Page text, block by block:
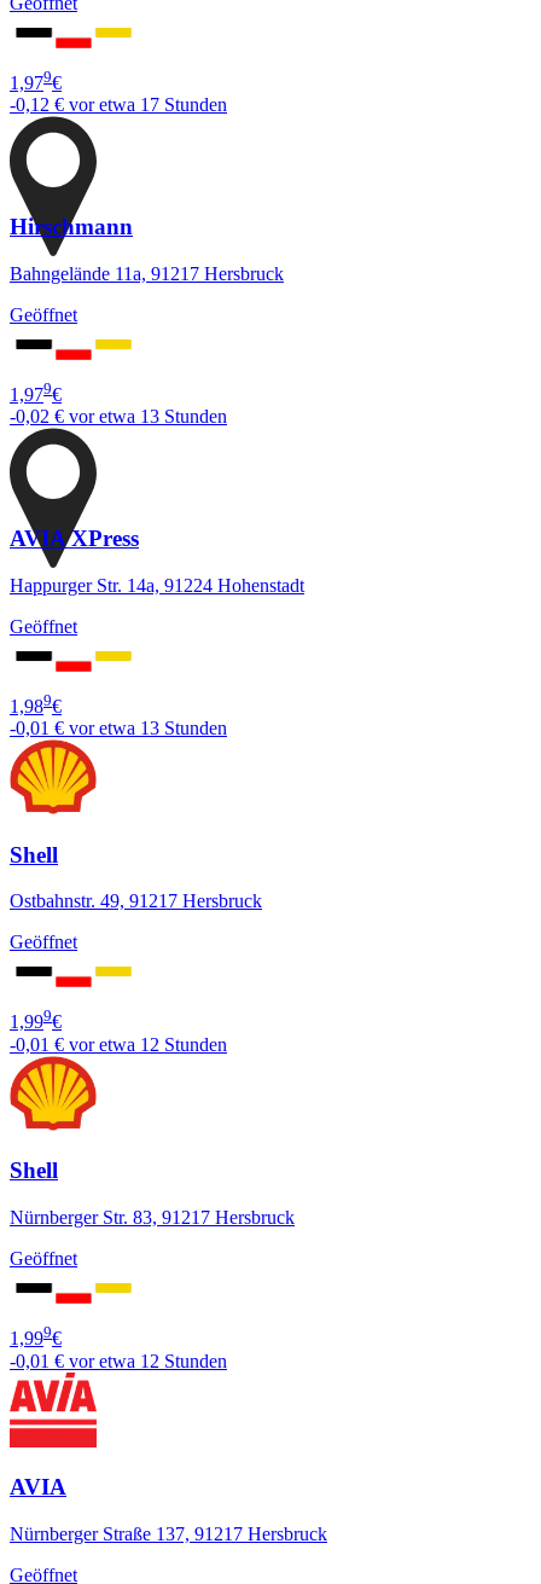
1,979€
-0,12 € vor etwa 17 Stunden
Hirschmann
Bahngelände 11a, 91217 Hersbruck
Geöffnet
1,979€
-0,02 € vor etwa 13 Stunden
AVIA XPress
Happurger Str. 14a, 91224 Hohenstadt
Geöffnet
1,989€
-0,01 € vor etwa 13 Stunden
Shell
Ostbahnstr. 49, 91217 Hersbruck
Geöffnet
1,999€
-0,01 € vor etwa 12 Stunden
Shell
Nürnberger Str. 83, 91217 Hersbruck
Geöffnet
1,999€
-0,01 € vor etwa 12 Stunden
AVIA
Nürnberger Straße 137, 91217 Hersbruck
Geöffnet